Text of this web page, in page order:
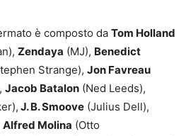
è composto da Tom Holland
Zendaya (MJ), Benedict
Strange), Jon Favreau
Jacob Batalon (Ned Leeds),
J. B. Smoove (Julius Dell),
Alfred Molina (Otto